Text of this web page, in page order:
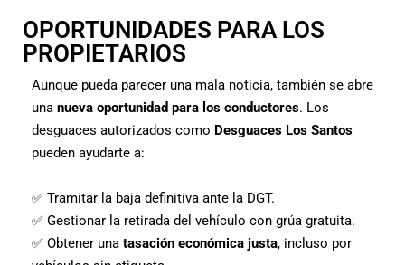
OPORTUNIDADES PARA LOS
PROPIETARIOS
Aunque pueda parecer una mala noticia, también se abre
una nueva oportunidad para los conductores. Los
desguaces autorizados como Desguaces Los Santos
pueden ayudarte a:
✅ Tramitar la baja definitiva ante la DGT.
✅ Gestionar la retirada del vehículo con grúa gratuita.
✅ Obtener una tasación económica justa, incluso por